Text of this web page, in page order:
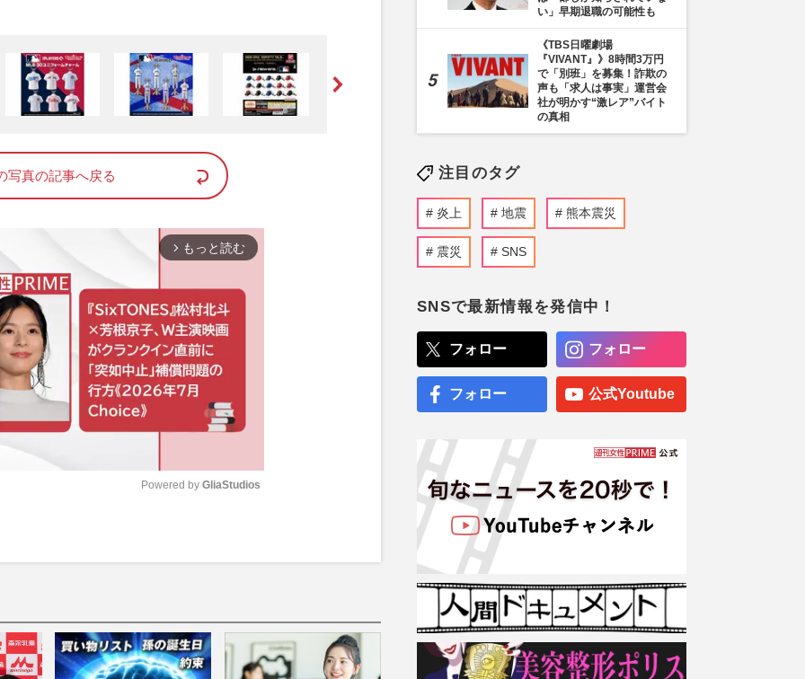
写真の記事へ戻る
arrow_forward_ios もっと読む
u
Powered by GliaStudios
い」早期退職の可能性も
《TBS日曜劇場
『VIVANT』》8時間3万円
で「別班」を募集！詐欺の
声も「求人は事実」運営会
社が明かす“激レア”バイト
の真相
注目のタグ
炎上 地震 熊本震災
震災 SNS
SNSで最新情報を発信中！
フォロー フォロー
フォロー 公式Youtube